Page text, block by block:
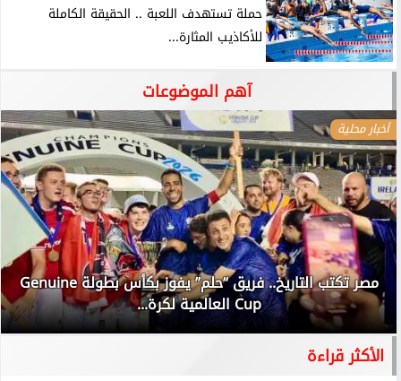
حملة تستهدف اللعبة .. الحقيقة الكاملة
للأكاذيب المثارة...
آهم الموضوعات
أخبار محلية
مصر تكتب التاريخ.. فريق “حلم” يفوز بكأس بطولة Genuine
Cup العالمية لكرة...
الأكثر قراءة